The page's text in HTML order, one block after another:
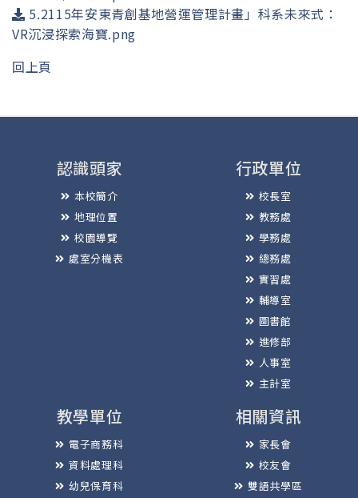
5.2115年安東青創基地營運管理計畫」科系未來式：
VR沉浸探索海寶.png
回上頁
認識頭家
本校簡介
地理位置
校園導覽
處室分機表
行政單位
校長室
教務處
學務處
總務處
實習處
輔導室
圖書館
進修部
人事室
主計室
教學單位
電子商務科
資料處理科
幼兒保育科
相關資訊
家長會
校友會
雙語共學區